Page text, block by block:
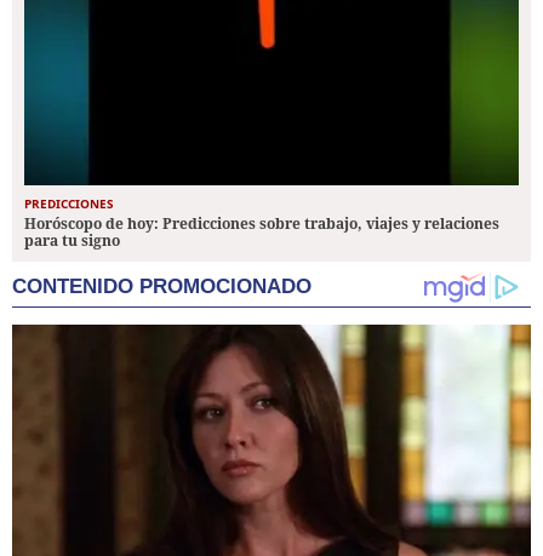
PREDICCIONES
Horóscopo de hoy: Predicciones sobre trabajo, viajes y relaciones
para tu signo
CONTENIDO PROMOCIONADO